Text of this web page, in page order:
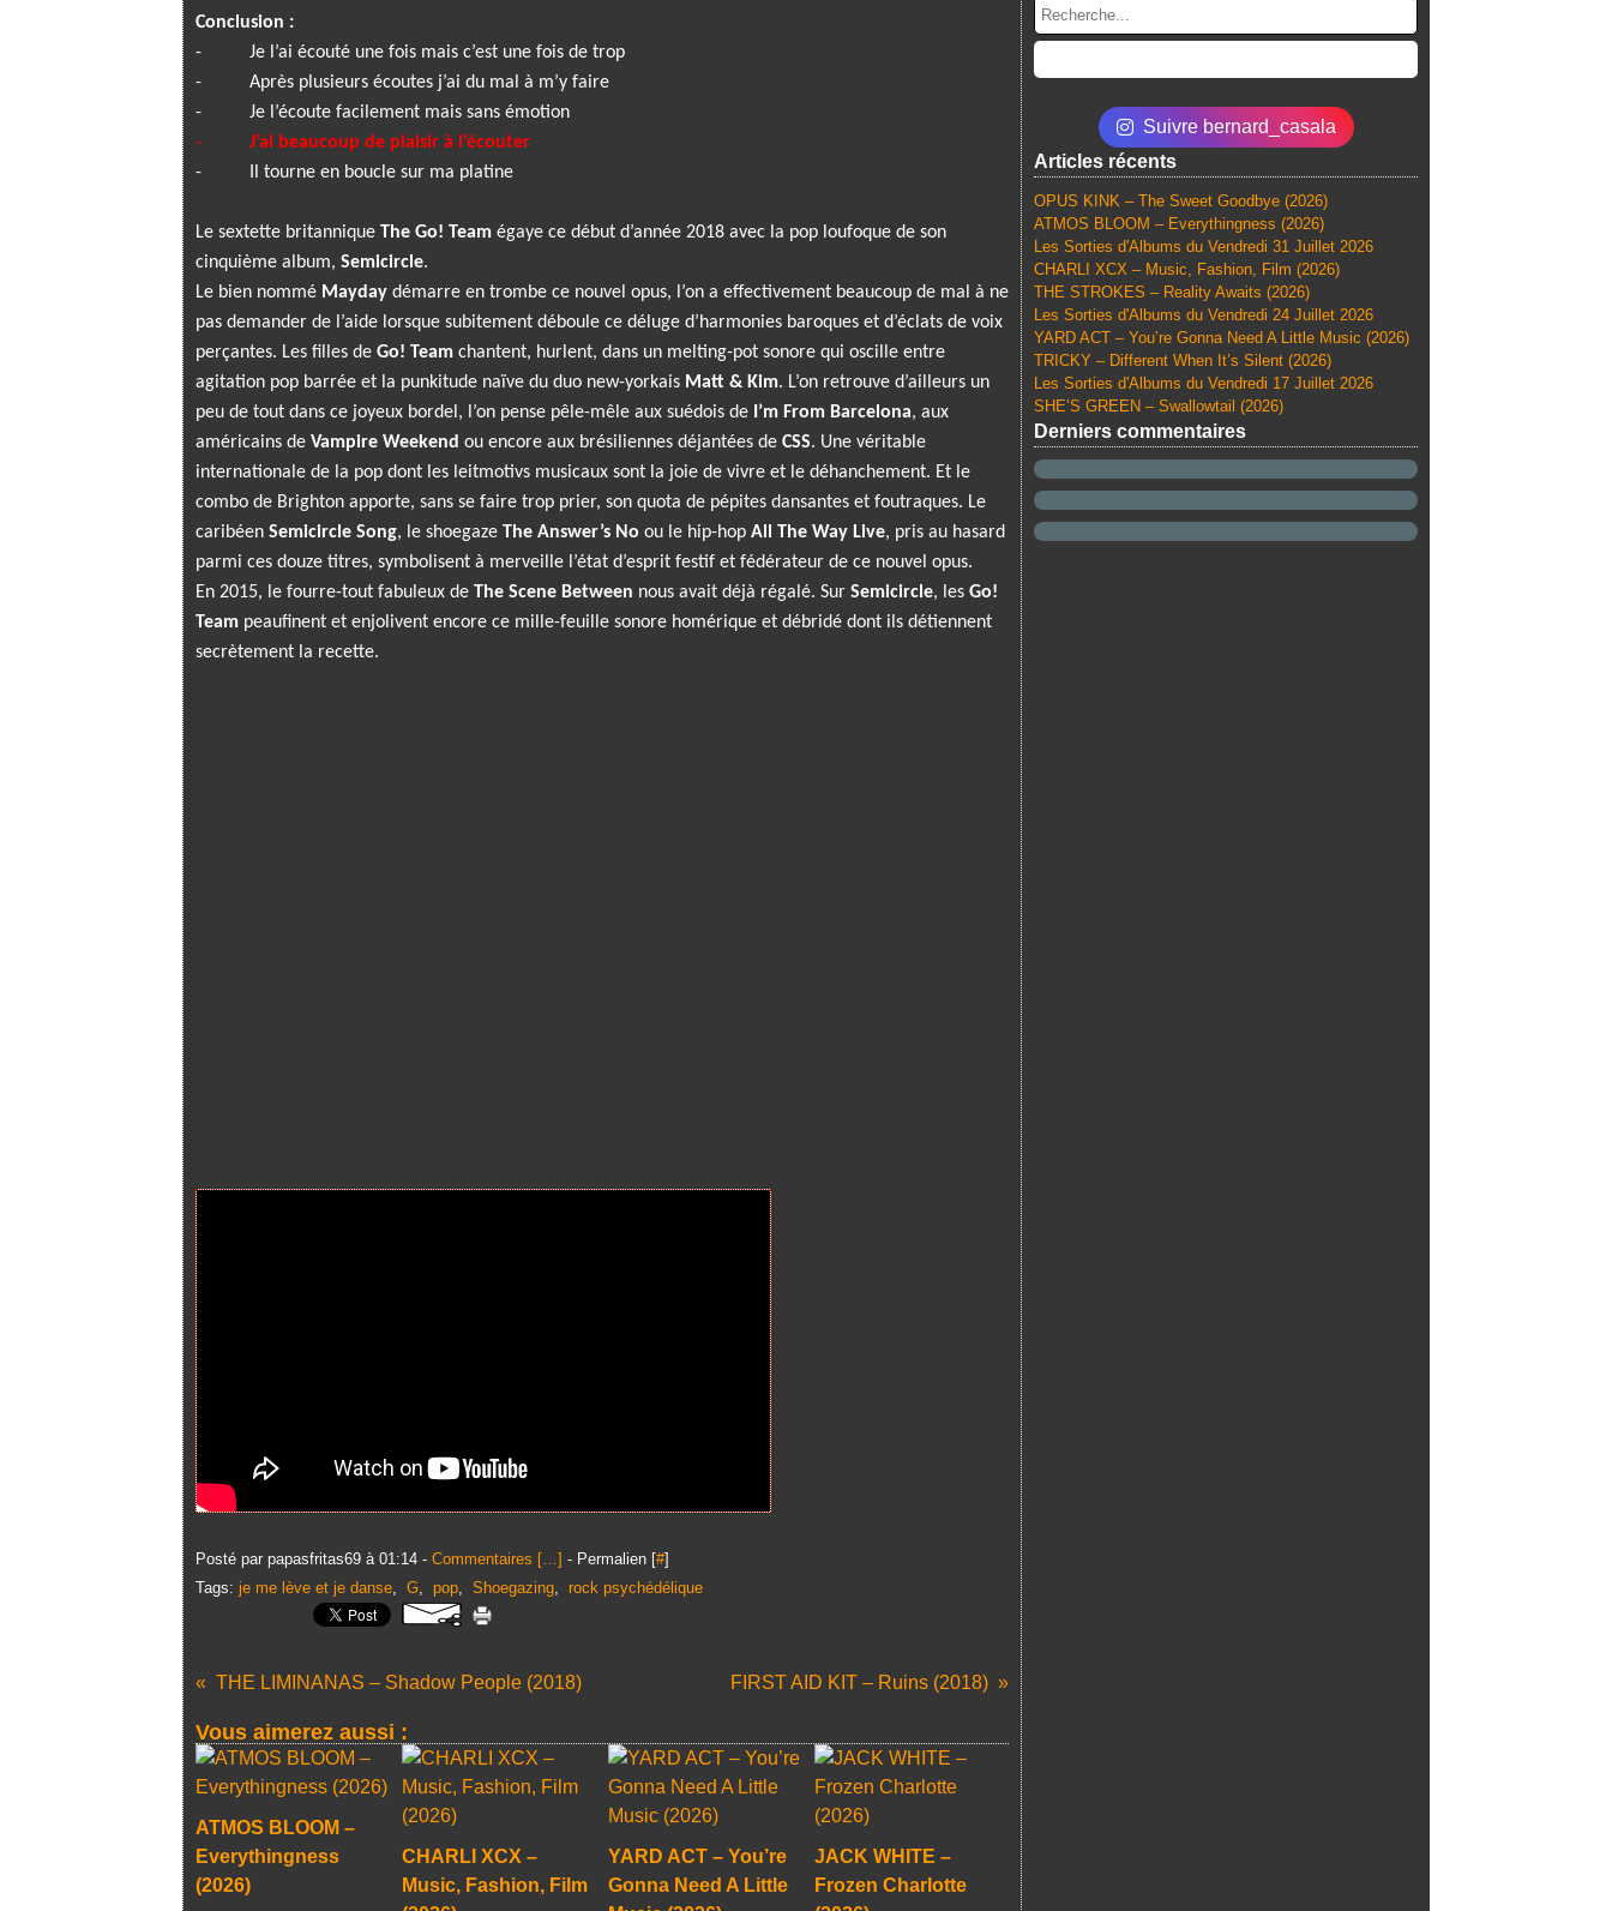
Conclusion :
-
Je l’ai écouté une fois mais c’est une fois de trop
-
Après plusieurs écoutes j’ai du mal à m’y faire
-
Je l’écoute facilement mais sans émotion
-
J’ai beaucoup de plaisir à l’écouter
-
Il tourne en boucle sur ma platine
Le sextette britannique The Go! Team égaye ce début d’année 2018 avec la pop loufoque de son
cinquième album, Semicircle.
Le bien nommé Mayday démarre en trombe ce nouvel opus, l’on a effectivement beaucoup de mal à ne
pas demander de l’aide lorsque subitement déboule ce déluge d’harmonies baroques et d’éclats de voix
perçantes. Les filles de Go! Team chantent, hurlent, dans un melting-pot sonore qui oscille entre
agitation pop barrée et la punkitude naïve du duo new-yorkais Matt & Kim. L’on retrouve d’ailleurs un
peu de tout dans ce joyeux bordel, l’on pense pêle-mêle aux suédois de I’m From Barcelona, aux
américains de Vampire Weekend ou encore aux brésiliennes déjantées de CSS. Une véritable
internationale de la pop dont les leitmotivs musicaux sont la joie de vivre et le déhanchement. Et le
combo de Brighton apporte, sans se faire trop prier, son quota de pépites dansantes et foutraques. Le
caribéen Semicircle Song, le shoegaze The Answer’s No ou le hip-hop All The Way Live, pris au hasard
parmi ces douze titres, symbolisent à merveille l’état d’esprit festif et fédérateur de ce nouvel opus.
En 2015, le fourre-tout fabuleux de The Scene Between nous avait déjà régalé. Sur Semicircle, les Go!
Team peaufinent et enjolivent encore ce mille-feuille sonore homérique et débridé dont ils détiennent
secrètement la recette.
Posté par papasfritas69 à 01:14 - Commentaires […] - Permalien [#]
Tags: je me lève et je danse, G, pop, Shoegazing, rock psychédélique
THE LIMINANAS – Shadow People (2018) FIRST AID KIT – Ruins (2018)
Vous aimerez aussi :
ATMOS BLOOM –
Everythingness
(2026)
CHARLI XCX –
Music, Fashion, Film
YARD ACT – You’re
Gonna Need A Little
JACK WHITE –
Frozen Charlotte
Suivre bernard_casala
Articles récents
OPUS KINK – The Sweet Goodbye (2026)
ATMOS BLOOM – Everythingness (2026)
Les Sorties d'Albums du Vendredi 31 Juillet 2026
CHARLI XCX – Music, Fashion, Film (2026)
THE STROKES – Reality Awaits (2026)
Les Sorties d'Albums du Vendredi 24 Juillet 2026
YARD ACT – You’re Gonna Need A Little Music (2026)
TRICKY – Different When It’s Silent (2026)
Les Sorties d'Albums du Vendredi 17 Juillet 2026
SHE’S GREEN – Swallowtail (2026)
Derniers commentaires